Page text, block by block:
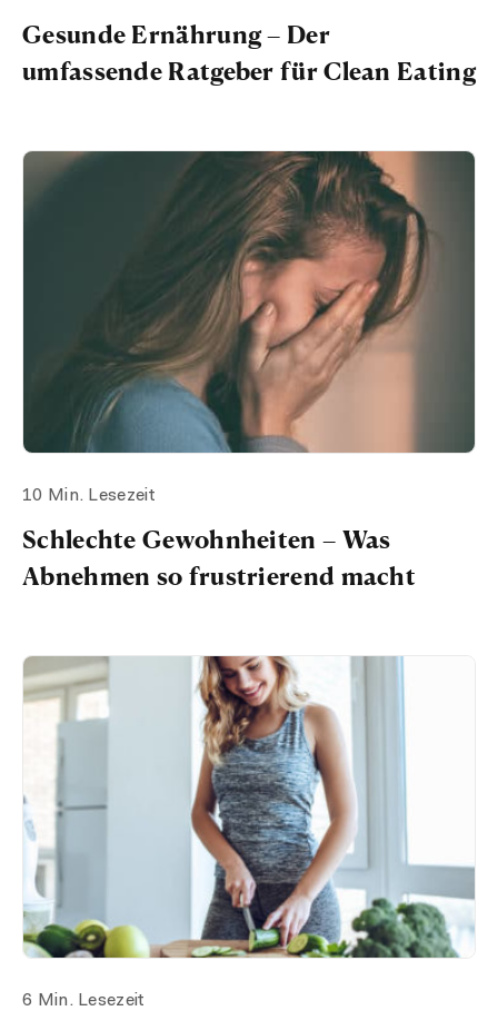
Gesunde Ernährung – Der
umfassende Ratgeber für Clean Eating
Schlechte Gewohnheiten – Was
Abnehmen so frustrierend macht
10 Min. Lesezeit
6 Min. Lesezeit